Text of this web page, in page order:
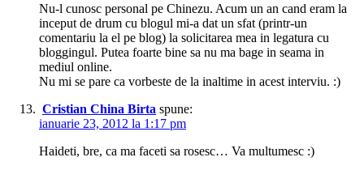
Nu-l cunosc personal pe Chinezu. Acum un an cand eram la
inceput de drum cu blogul mi-a dat un sfat (printr-un
comentariu la el pe blog) la solicitarea mea in legatura cu
bloggingul. Putea foarte bine sa nu ma bage in seama in
mediul online.
Nu mi se pare ca vorbeste de la inaltime in acest interviu. :)
Cristian China Birta spune:
ianuarie 23, 2012 la 1:17 pm
Haideti, bre, ca ma faceti sa rosesc… Va multumesc :)